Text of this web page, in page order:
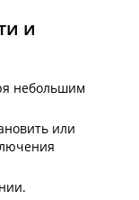
и
небольшим
или